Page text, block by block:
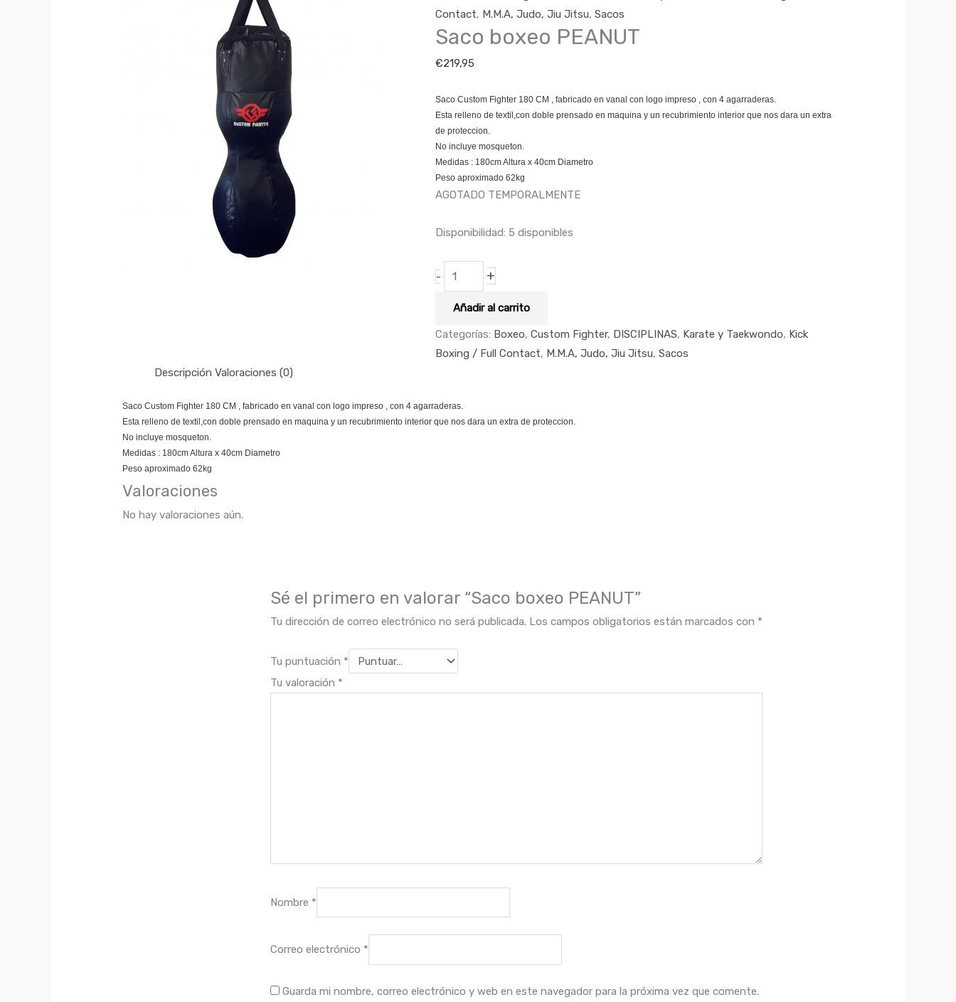
Contact, M.M.A, Judo, Jiu Jitsu,Sacos
Saco boxeo PEANUT
€219,95
Saco Custom Fighter 180 CM , fabricado en vanal con logo impreso , con 4 agarraderas.
Esta relleno de textil,con doble prensado en maquina y un recubrimiento interior que nos dara un extra
de proteccion.
No incluye mosqueton.
Medidas : 180cm Altura x 40cm Diametro
Peso aproximado 62kg
AGOTADO TEMPORALMENTE
Disponibilidad: 5 disponibles
- +
Añadir al carrito
Categorías: Boxeo,Custom Fighter, DISCIPLINAS, Karate y Taekwondo, Kick
Boxing / Full Contact, M.M.A, Judo, Jiu Jitsu,Sacos
Descripción Valoraciones (0)
Saco Custom Fighter 180 CM , fabricado en vanal con logo impreso , con 4 agarraderas.
Esta relleno de textil,con doble prensado en maquina y un recubrimiento interior que nos dara un extra de proteccion.
No incluye mosqueton.
Medidas : 180cm Altura x 40cm Diametro
Peso aproximado 62kg
Valoraciones
No hay valoraciones aún.
Sé el primero en valorar “Saco boxeo PEANUT”
Tu dirección de correo electrónico no será publicada. Los campos obligatorios están marcados con *
Tu puntuación *
Tu valoración *
Nombre *
Correo electrónico *
Guarda mi nombre, correo electrónico y web en este navegador para la próxima vez que comente.